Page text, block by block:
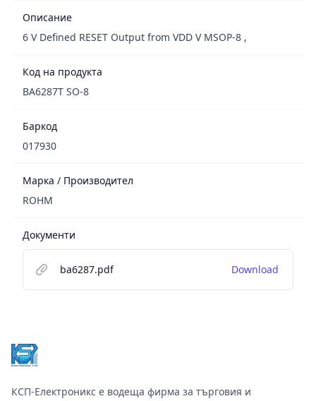
Описание
6 V Defined RESET Output from VDD V MSOP-8 ,
Код на продукта
BA6287T SO-8
Баркод
017930
Марка / Производител
ROHM
Документи
ba6287.pdf Download
КСП-Електроникс е водеща фирма за търговия и